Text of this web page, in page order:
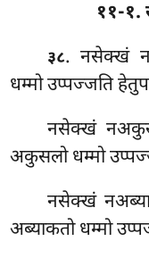
११-१.
३८. नसेक्खं
धम्मो उप्पज्जति
नसेक्खं
अकुसलोधम्मो
नसेक्खं
अब्याकतो धम्मो